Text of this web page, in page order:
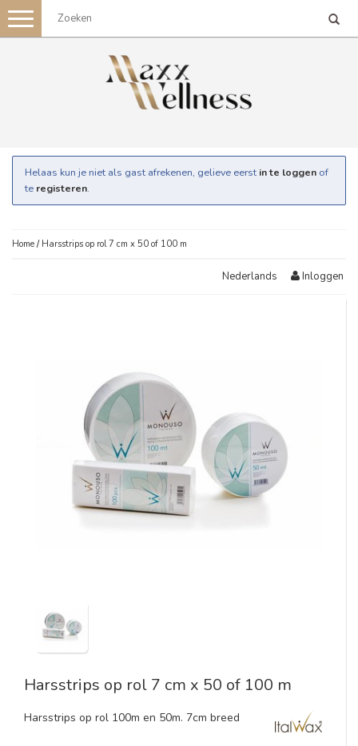
Toggle
navigation
Helaas kun je niet als gast afrekenen, gelieve eerst in te loggen of
te registeren.
Home / Harsstrips op rol 7 cm x 50 of 100 m
Nederlands Inloggen
Harsstrips op rol 7 cm x 50 of 100 m
Harsstrips op rol 100m en 50m. 7cm breed